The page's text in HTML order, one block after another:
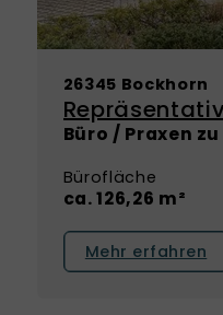
26345 Bockhorn
Büro / Praxen
Bürofläche
ca. 126,26 m²
Mehr erfahren